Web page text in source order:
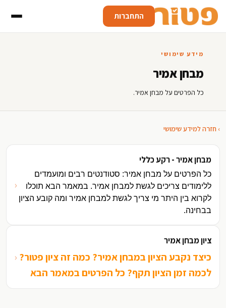
התחברות
מידע שימושי
מבחן אמיר
כל הפרטים על מבחן אמיר.
› חזרה למידע שימושי
מבחן אמיר - רקע כללי
כל הפרטים על מבחן אמיר: סטודנטים רבים ומועמדים
ללימודים צריכים לגשת למבחן אמיר. במאמר הבא תוכלו
לקרוא בין היתר מי צריך לגשת למבחן אמיר ומה קובע הציון
בבחינה.
‹
ציון מבחן אמיר
כיצד נקבע הציון במבחן אמיר? כמה זה ציון פטור?
לכמה זמן הציון תקף? כל הפרטים במאמר הבא
‹